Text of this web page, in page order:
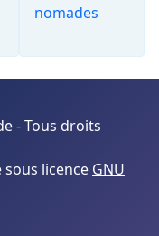
nomades
- Tous droits
licence GNU